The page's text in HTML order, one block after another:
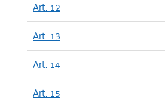
Art. 12
Art. 13
Art. 14
Art. 15